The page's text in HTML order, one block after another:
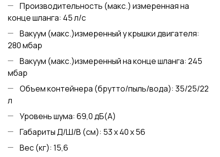
Производительность (макс.) измеренная на
конце шланга: 45 л/с
Вакуум (макс.)измеренный у крышки двигателя:
280 мбар
Вакуум (макс.)измеренный на конце шланга: 245
мбар
Объем контейнера (брутто/пыль/вода): 35/25/22
л
Уровень шума: 69,0 дБ(A)
Габариты Д/Ш/В (см): 53 x 40 x 56
Вес (кг): 15,6